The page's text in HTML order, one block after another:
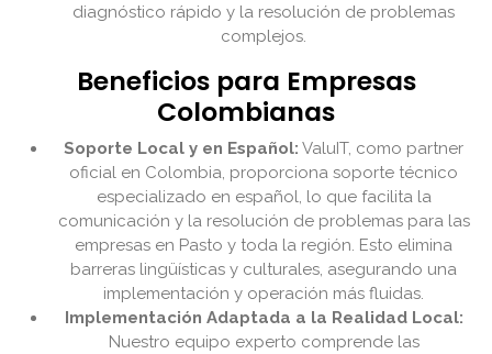
diagnóstico rápido y la resolución de problemas
complejos.
Beneficios para Empresas
Colombianas
Soporte Local y en Español: ValuIT, como partner
oficial en Colombia, proporciona soporte técnico
especializado en español, lo que facilita la
comunicación y la resolución de problemas para las
empresas en Pasto y toda la región. Esto elimina
barreras lingüísticas y culturales, asegurando una
implementación y operación más fluidas.
Implementación Adaptada a la Realidad Local:
Nuestro equipo experto comprende las